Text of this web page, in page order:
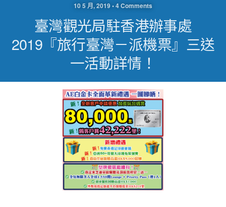
10 5 月, 2019 • 4 Comments
臺灣觀光局駐香港辦事處
2019『旅行臺灣－派機票』三送
一活動詳情！